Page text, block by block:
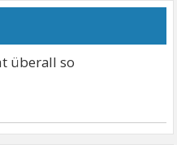
überall so